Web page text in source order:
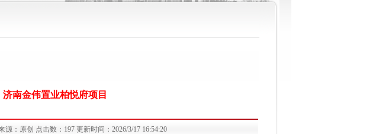
济南金伟置业柏悦府项目
源：原创 点击数：197 更新时间：2026/3/17 16:54:20